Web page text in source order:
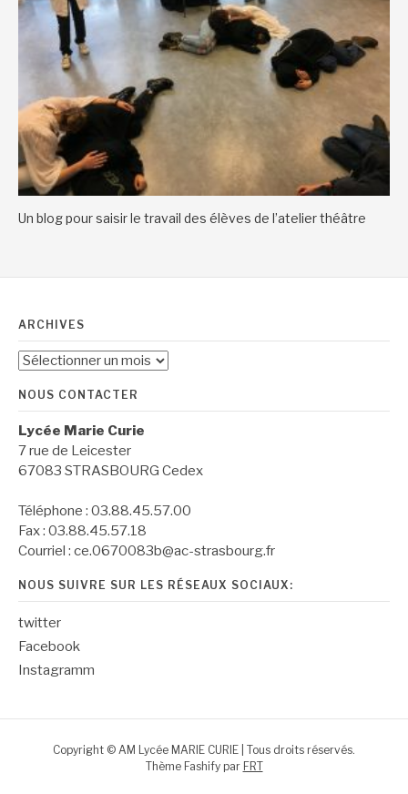
Un blog pour saisir le travail des élèves de l’atelier théâtre
ARCHIVES
Archives
NOUS CONTACTER
Lycée Marie Curie
7 rue de Leicester
67083 STRASBOURG Cedex
Téléphone : 03.88.45.57.00
Fax : 03.88.45.57.18
Courriel : ce.0670083b@ac-strasbourg.fr
NOUS SUIVRE SUR LES RÉSEAUX SOCIAUX:
twitter
Facebook
Instagramm
Copyright © AM Lycée MARIE CURIE | Tous droits réservés.
Thème Fashify par FRT